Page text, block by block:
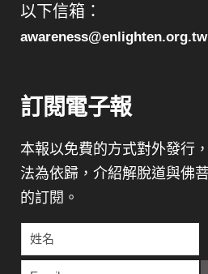
以下信箱：
awareness@enlighten.org.tw
訂閱電子報
本報以免費的方式對外發行
法為依歸，介紹解脫道與佛
的訂閱。